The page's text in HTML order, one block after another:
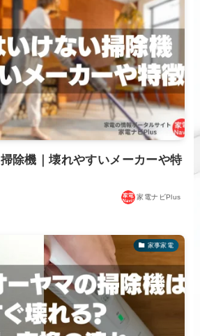
除機｜壊れやすいメーカーや特
家電ナビPlus
家事家電